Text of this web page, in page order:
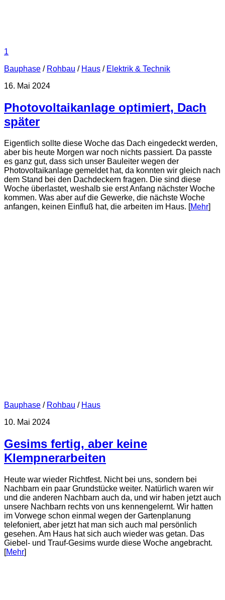
1
Bauphase / Rohbau / Haus / Elektrik & Technik
16. Mai 2024
Photovoltaikanlage optimiert, Dach
später
Eigentlich sollte diese Woche das Dach eingedeckt werden,
aber bis heute Morgen war noch nichts passiert. Da passte
es ganz gut, dass sich unser Bauleiter wegen der
Photovoltaikanlage gemeldet hat, da konnten wir gleich nach
dem Stand bei den Dachdeckern fragen. Die sind diese
Woche überlastet, weshalb sie erst Anfang nächster Woche
kommen. Was aber auf die Gewerke, die nächste Woche
anfangen, keinen Einfluß hat, die arbeiten im Haus. [Mehr]
Bauphase / Rohbau / Haus
10. Mai 2024
Gesims fertig, aber keine
Klempnerarbeiten
Heute war wieder Richtfest. Nicht bei uns, sondern bei
Nachbarn ein paar Grundstücke weiter. Natürlich waren wir
und die anderen Nachbarn auch da, und wir haben jetzt auch
unsere Nachbarn rechts von uns kennengelernt. Wir hatten
im Vorwege schon einmal wegen der Gartenplanung
telefoniert, aber jetzt hat man sich auch mal persönlich
gesehen. Am Haus hat sich auch wieder was getan. Das
Giebel- und Trauf-Gesims wurde diese Woche angebracht.
[Mehr]